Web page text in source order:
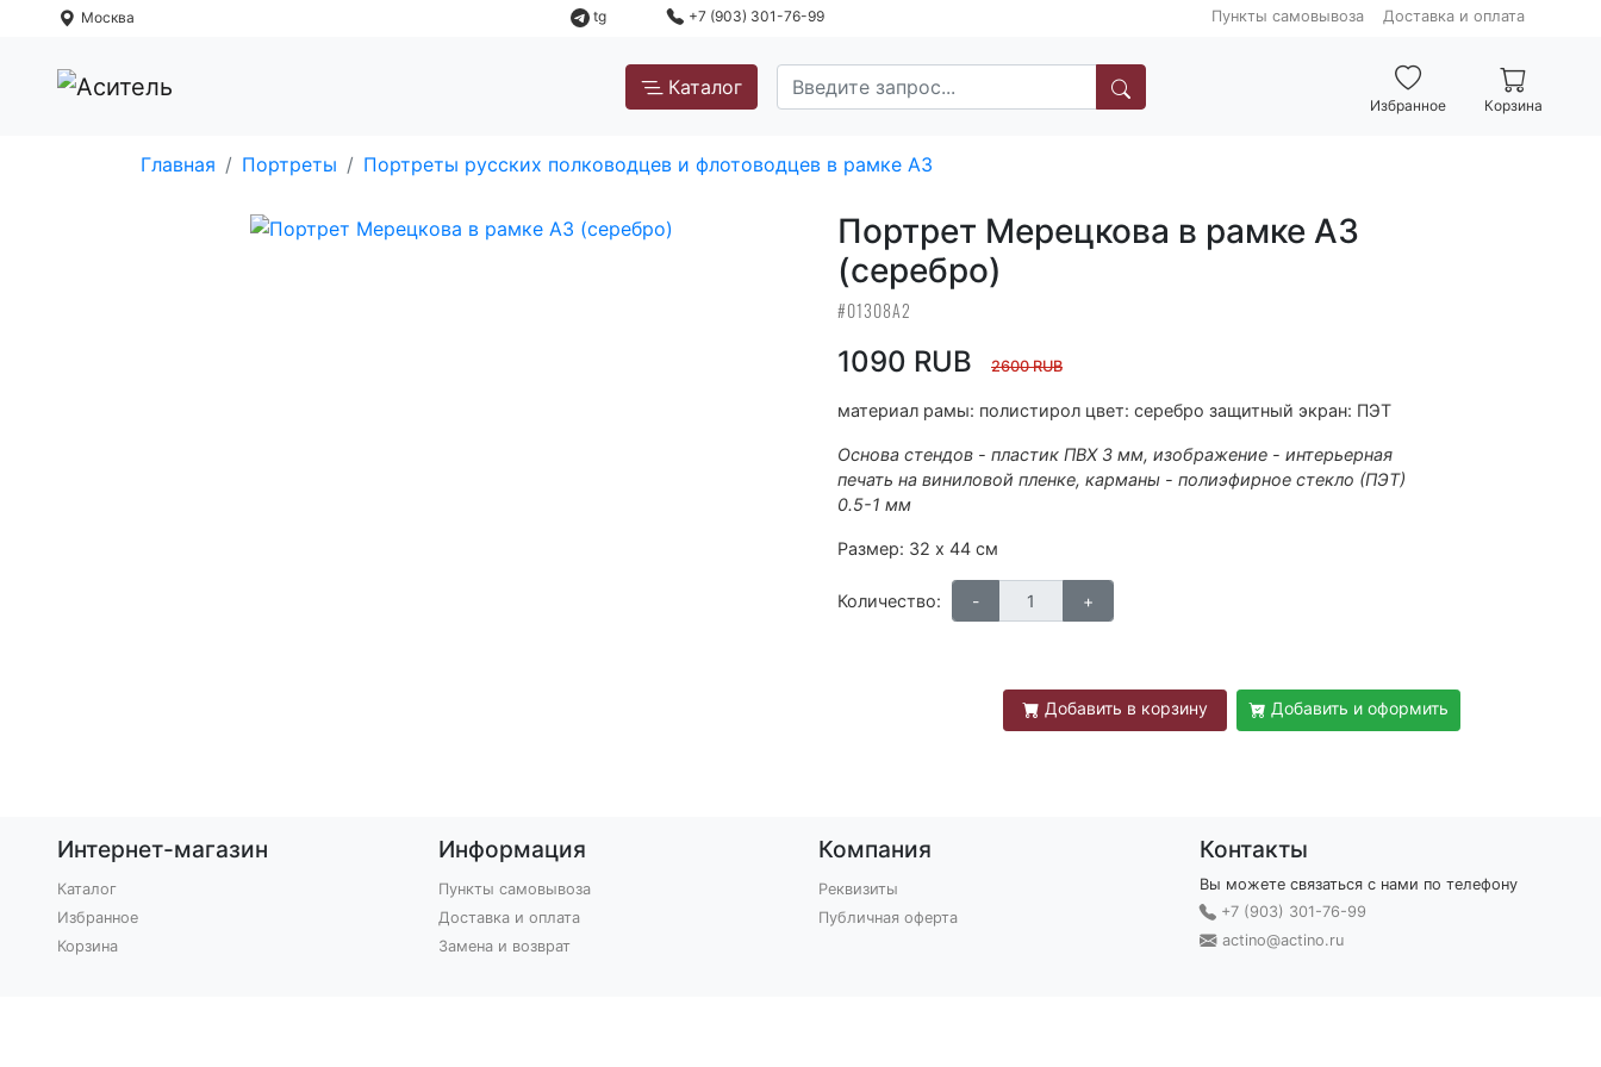
Москва tg +7 (903) 301-76-99 Пункты самовывоза Доставка и оплата
Каталог
Избранное Корзина
Главная Портреты Портреты русских полководцев и флотоводцев в рамке А3
Портрет Мерецкова в рамке А3
(серебро)
#01308А2
1090 RUB 2600 RUB
материал рамы: полистирол цвет: серебро защитный экран: ПЭТ
Основа стендов - пластик ПВХ 3 мм, изображение - интерьерная
печать на виниловой пленке, карманы - полиэфирное стекло (ПЭТ)
0.5-1 мм
Размер: 32 х 44 см
Количество:
Добавить в корзину Добавить и оформить
Интернет-магазин
Каталог
Избранное
Корзина
Информация
Пункты самовывоза
Доставка и оплата
Замена и возврат
Компания
Реквизиты
Публичная оферта
Контакты
Вы можете связаться с нами по телефону
+7 (903) 301-76-99
actino@actino.ru